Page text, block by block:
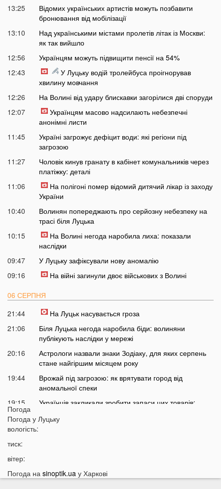
13:25
Відомих українських артистів можуть позбавити
бронювання від мобілізації
13:10
Над українськими містами пролетів літак із Москви:
як так вийшло
12:56
Українцям можуть підвищити пенсії на 54%
12:43
У Луцьку водій тролейбуса проігнорував
хвилину мовчання
12:26
На Волині від удару блискавки загорілися дві споруди
12:07
Українцям масово надсилають небезпечні
анонімні листи
11:45
Україні загрожує дефіцит води: які регіони під
загрозою
11:27
Чоловік кинув гранату в кабінет комунальників через
платіжку: деталі
11:06
На полігоні помер відомий дитячий лікар із заходу
України
10:40
Волинян попереджають про серйозну небезпеку на
трасі біля Луцька
10:15
На Волині негода наробила лиха: показали
наслідки
09:47
У Луцьку зафіксували нову аномалію
09:16
На війні загинули двоє військових з Волині
06 СЕРПНЯ
21:44
На Луцьк насувається гроза
21:06
Біля Луцька негода наробила біди: волиняни
публікують наслідки у мережі
20:16
Астрологи назвали знаки Зодіаку, для яких серпень
стане найгіршим місяцем року
19:44
Врожай під загрозою: як врятувати город від
аномальної спеки
19:15
Українців закликали зробити запаси цих товарів:
18:43
17:42
Українців попередили про два важкі місяці попереду
Погода
Погода у Луцьку
вологість:
тиск:
вітер:
Погода на sinoptik.ua у Харкові